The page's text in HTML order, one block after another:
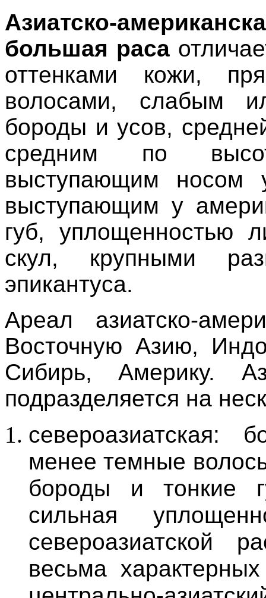
Азиатско-
большая раса
оттенками кожи,
волосами, слабым
бороды и усов,
средним по
выступающим носом
выступающим у
губ, уплощенностью
скул, крупными
эпикантуса.
Ареал азиатско-
Восточную Азию,
Сибирь, Америку.
подразделяется на
североазиатская:
менее темные
бороды и тонкие
сильная
североазиатской
весьма